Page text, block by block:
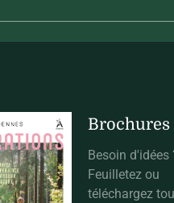
Brochures
Besoin d'idées
Feuilletez ou
téléchargez